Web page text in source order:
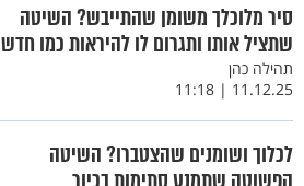
סיר מלוכלך משומן שהתייבש? השיטה
שתציל אותו ותגרום לו להיראות כמו חדש
תהילה כהן
11.12.25 | 11:18
לכלוך ושומנים שהצטברו? השיטה